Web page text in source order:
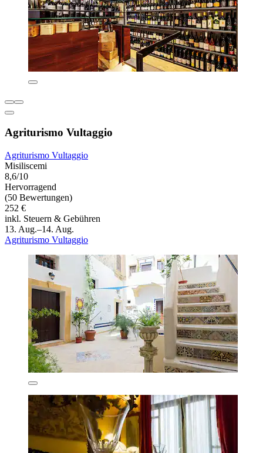
Agriturismo Vultaggio
Agriturismo Vultaggio
Misiliscemi
8,6/10
Hervorragend
(50 Bewertungen)
252 €
inkl. Steuern & Gebühren
13. Aug.–14. Aug.
Agriturismo Vultaggio